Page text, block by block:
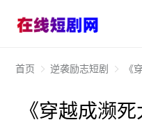
首页 逆袭励志短剧 《穿
《穿越成濒